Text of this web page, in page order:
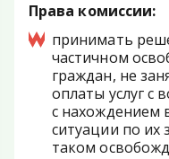
Права комиссии:
принимать
частичном
граждан, не
оплаты услуг с
с нахождением
ситуации по их
таком